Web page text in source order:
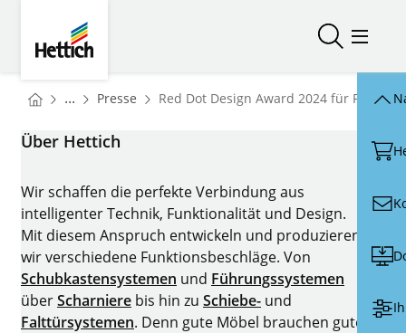
SucheMenü
You are here:
Startseite
... Presse Startseite
Red Dot Design Award 2024 für
Über Hettich
Wir schaffen die perfekte Verbindung aus
intelligenter Technik, Funktionalität und Design.
Mit diesem Anspruch entwickeln und produzieren
wir verschiedene Funktionsbeschläge. Von
Schubkastensystemen und Führungssystemen
überScharniere bis hin zu Schiebe- und
Falttürsystemen. Denn gute Möbel brauchen gute